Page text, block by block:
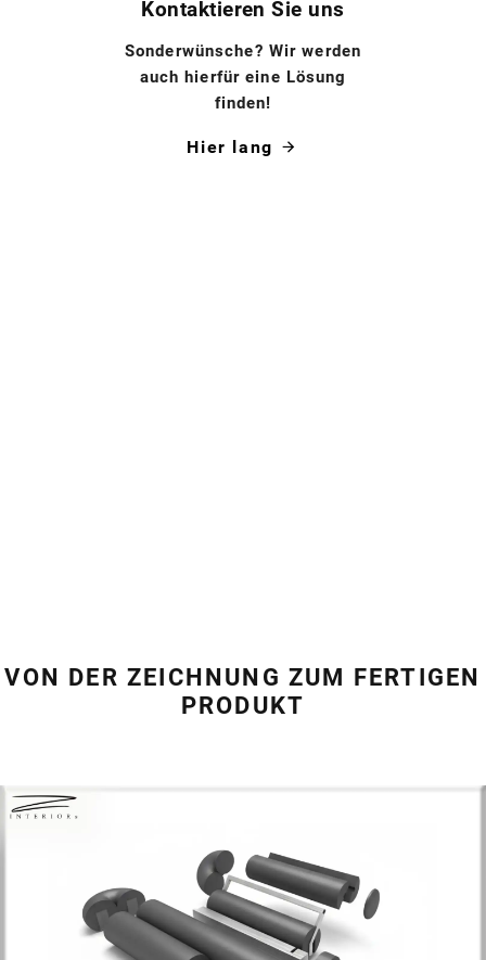
Kontaktieren Sie uns
Sonderwünsche? Wir werden
auch hierfür eine Lösung
finden!
Hier lang
VON DER ZEICHNUNG ZUM FERTIGEN
PRODUKT